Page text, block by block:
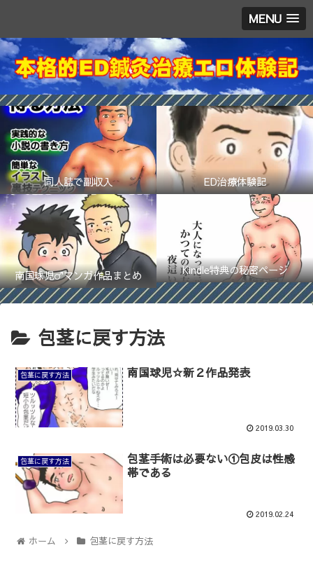
MENU
同人誌で副収入 ED治療体験記
南国球児♂マンガ作品まとめ Kindle特典の秘密ページ
包茎に戻す方法
包茎に戻す方法 南国球児☆新２作品発表
2019.03.30
包茎に戻す方法
包茎手術は必要ない①包皮は性感
帯である
2019.02.24
ホーム 包茎に戻す方法